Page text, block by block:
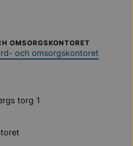
OMSORGSKONTORET
och omsorgskontoret
torg 1